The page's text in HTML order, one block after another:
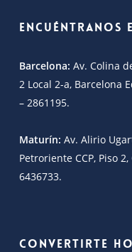
Encuéntranos
Barcelona: Av. Colina
2 Local 2-a, Barcelona
– 2861195.
Maturín: Av. Alirio
Petroriente CCP, Piso
6436733.
Convertirte